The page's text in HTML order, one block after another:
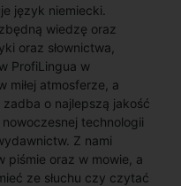
język niemiecki.
wiedzę oraz
oraz słownictwa,
ProfiLingua w
miłej atmosferze, a
o najlepszą jakość
technologii
Z nami
piśmie oraz w mowie, a
ze słuchu czy czytać